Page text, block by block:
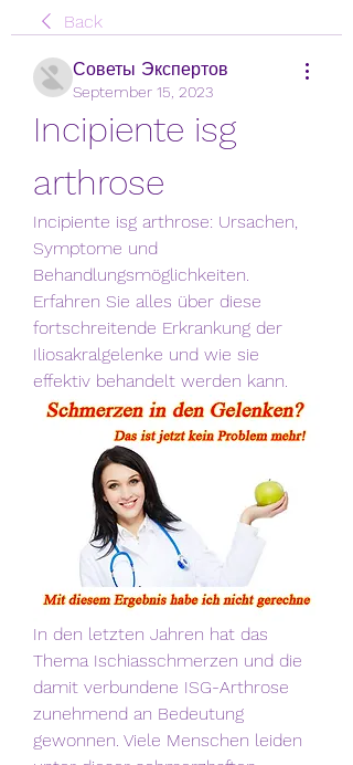
Back
Советы Экспертов
September 15, 2023
Incipiente isg
arthrose
Incipiente isg arthrose: Ursachen,
Symptome und
Behandlungsmöglichkeiten.
Erfahren Sie alles über diese
fortschreitende Erkrankung der
Iliosakralgelenke und wie sie
effektiv behandelt werden kann.
In den letzten Jahren hat das
Thema Ischiasschmerzen und die
damit verbundene ISG-Arthrose
zunehmend an Bedeutung
gewonnen. Viele Menschen leiden